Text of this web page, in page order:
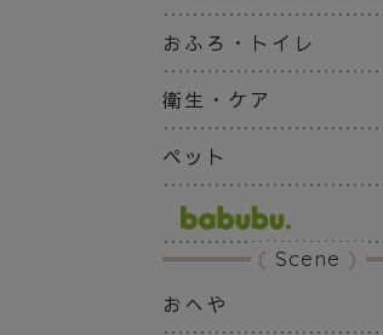
おふろ・トイレ
衛生・ケア
ペット
Scene
おへや